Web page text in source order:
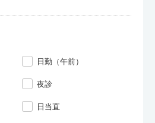
日勤（午前）
夜診
日当直